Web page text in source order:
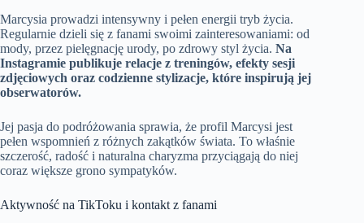
Marcysia prowadzi intensywny i pełen energii tryb życia.
Regularnie dzieli się z fanami swoimi zainteresowaniami: od
mody, przez pielęgnację urody, po zdrowy styl życia. Na
Instagramie publikuje relacje z treningów, efekty sesji
zdjęciowych oraz codzienne stylizacje, które inspirują jej
obserwatorów.
Jej pasja do podróżowania sprawia, że profil Marcysi jest
pełen wspomnień z różnych zakątków świata. To właśnie
szczerość, radość i naturalna charyzma przyciągają do niej
coraz większe grono sympatyków.
Aktywność na TikToku i kontakt z fanami